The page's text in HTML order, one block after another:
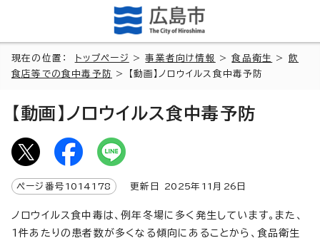
現在の位置： トップページ >事業者向け情報 >食品衛生 > 飲
食店等での食中毒予防
> 【動画】ノロウイルス食中毒予防
【動画】ノロウイルス食中毒予防
ページ番号 1014178 更新日 2025年 11 月 26 日
ノロウイルス食中毒は、例年冬場に多く発生しています。また、
1件あたりの患者数が多くなる傾向にあることから、食品衛生